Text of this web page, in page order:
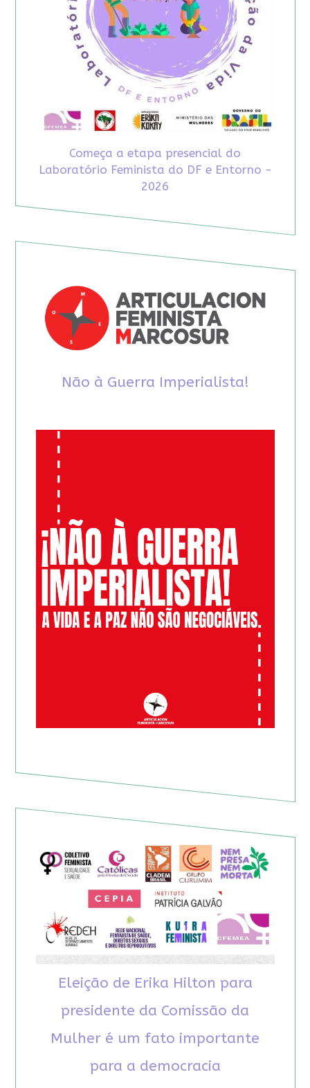
Começa a etapa presencial do
Laboratório Feminista do DF e Entorno -
2026
Não à Guerra Imperialista!
Eleição de Erika Hilton para
presidente da Comissão da
Mulher é um fato importante
para a democracia